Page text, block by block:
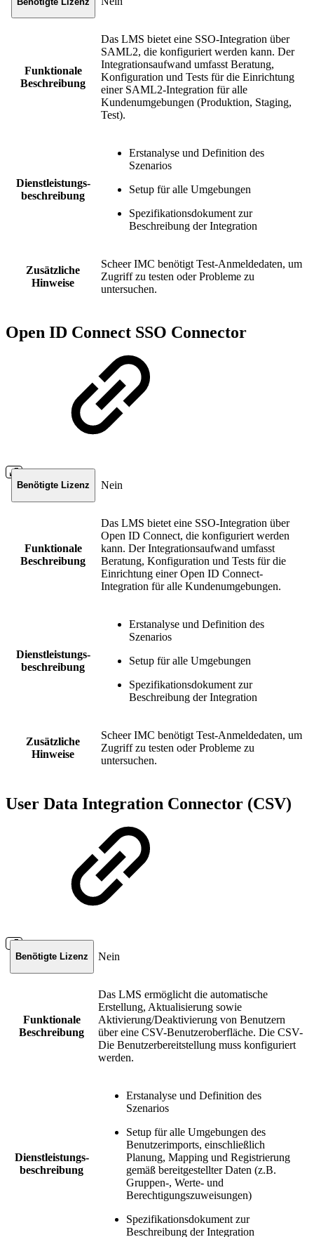
Funktionale
Beschreibung
Das LMS bietet eine SSO-Integration über
SAML2, die konfiguriert werden kann. Der
Integrationsaufwand umfasst Beratung,
Konfiguration und Tests für die Einrichtung
einer SAML2-Integration für alle
Kundenumgebungen (Produktion, Staging,
Test).
Dienstleistungs-
beschreibung
Erstanalyse und Definition des
Szenarios
Setup für alle Umgebungen
Spezifikationsdokument zur
Beschreibung der Integration
Zusätzliche
Hinweise
Scheer IMC benötigt Test-Anmeldedaten, um
Zugriff zu testen oder Probleme zu
untersuchen.
Open ID Connect SSO Connector
Benötigte Lizenz Nein
Funktionale
Beschreibung
Das LMS bietet eine SSO-Integration über
Open ID Connect, die konfiguriert werden
kann. Der Integrationsaufwand umfasst
Beratung, Konfiguration und Tests für die
Einrichtung einer Open ID Connect-
Integration für alle Kundenumgebungen.
Dienstleistungs-
beschreibung
Erstanalyse und Definition des
Szenarios
Setup für alle Umgebungen
Spezifikationsdokument zur
Beschreibung der Integration
Zusätzliche
Hinweise
Scheer IMC benötigt Test-Anmeldedaten, um
Zugriff zu testen oder Probleme zu
untersuchen.
User Data Integration Connector (CSV)
Benötigte Lizenz Nein
Funktionale
Beschreibung
Das LMS ermöglicht die automatische
Erstellung, Aktualisierung sowie
Aktivierung/Deaktivierung von Benutzern
über eine CSV-Benutzeroberfläche. Die CSV-
Die Benutzerbereitstellung muss konfiguriert
werden.
Dienstleistungs-
beschreibung
Erstanalyse und Definition des
Szenarios
Setup für alle Umgebungen des
Benutzerimports, einschließlich
Planung, Mapping und Registrierung
gemäß bereitgestellter Daten (z.B.
Gruppen-, Werte- und
Berechtigungszuweisungen)
Spezifikationsdokument zur
Beschreibung der Integration